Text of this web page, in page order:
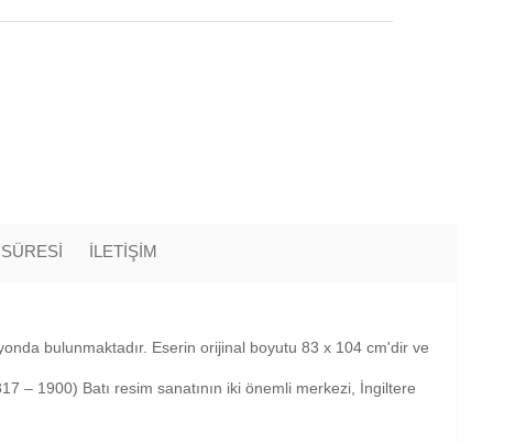
İLETİŞİM
bulunmaktadır. Eserin orijinal boyutu 83 x 104 cm'dir ve
– 1900) Batı resim sanatının iki önemli merkezi, İngiltere